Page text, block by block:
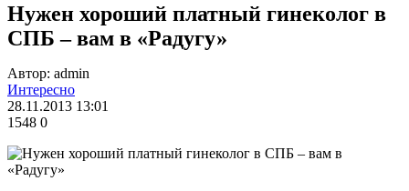
Нужен хороший платный гинеколог в
СПБ – вам в «Радугу»
Автор: admin
Интересно
28.11.2013 13:01
1548 0